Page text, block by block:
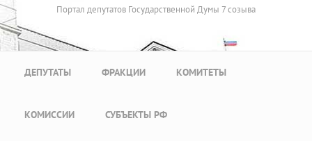
Портал депутатов Государственной Думы 7 созыва
Главное меню
ДЕПУТАТЫ ФРАКЦИИ КОМИТЕТЫ
КОМИССИИ СУБЪЕКТЫ РФ